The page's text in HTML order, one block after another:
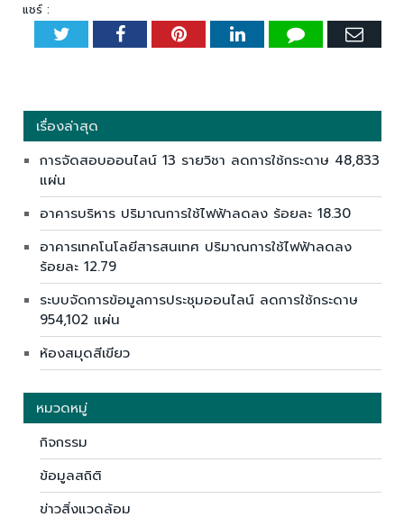
แชร์ :
TwitterFacebookPinterestLinkedInTumblr
เรื่องล่าสุด
การจัดสอบออนไลน์ 13 รายวิชา ลดการใช้กระดาษ 48,833
แผ่น
อาคารบริหาร ปริมาณการใช้ไฟฟ้าลดลง ร้อยละ 18.30
อาคารเทคโนโลยีสารสนเทศ ปริมาณการใช้ไฟฟ้าลดลง
ร้อยละ 12.79
ระบบจัดการข้อมูลการประชุมออนไลน์ ลดการใช้กระดาษ
954,102 แผ่น
ห้องสมุดสีเขียว
หมวดหมู่
กิจกรรม
ข้อมูลสถิติ
ข่าวสิ่งแวดล้อม